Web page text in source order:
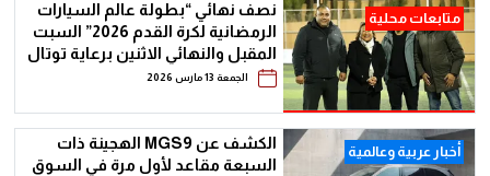
متابعات محلية
نصف نهائي “بطولة عالم السيارات
الرمضانية لكرة القدم 2026” السبت
المقبل والنهائي الاثنين برعاية توتال
إنرجيز للتسويق إيجيبت (كوارتز)
الجمعة 13 مارس 2026
أخبار عربية وعالمية
الكشف عن MGS9 الهجينة ذات
السبعة مقاعد لأول مرة في السوق